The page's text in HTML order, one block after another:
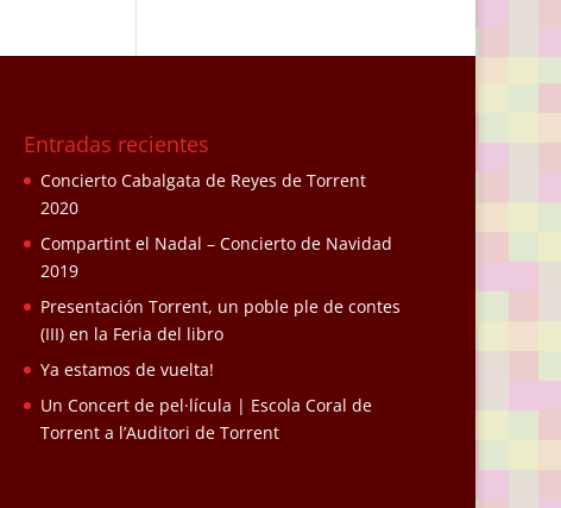
Entradas recientes
Concierto Cabalgata de Reyes de Torrent
2020
Compartint el Nadal – Concierto de Navidad
2019
Presentación Torrent, un poble ple de contes
(III) en la Feria del libro
Ya estamos de vuelta!
Un Concert de pel·lícula | Escola Coral de
Torrent a l’Auditori de Torrent